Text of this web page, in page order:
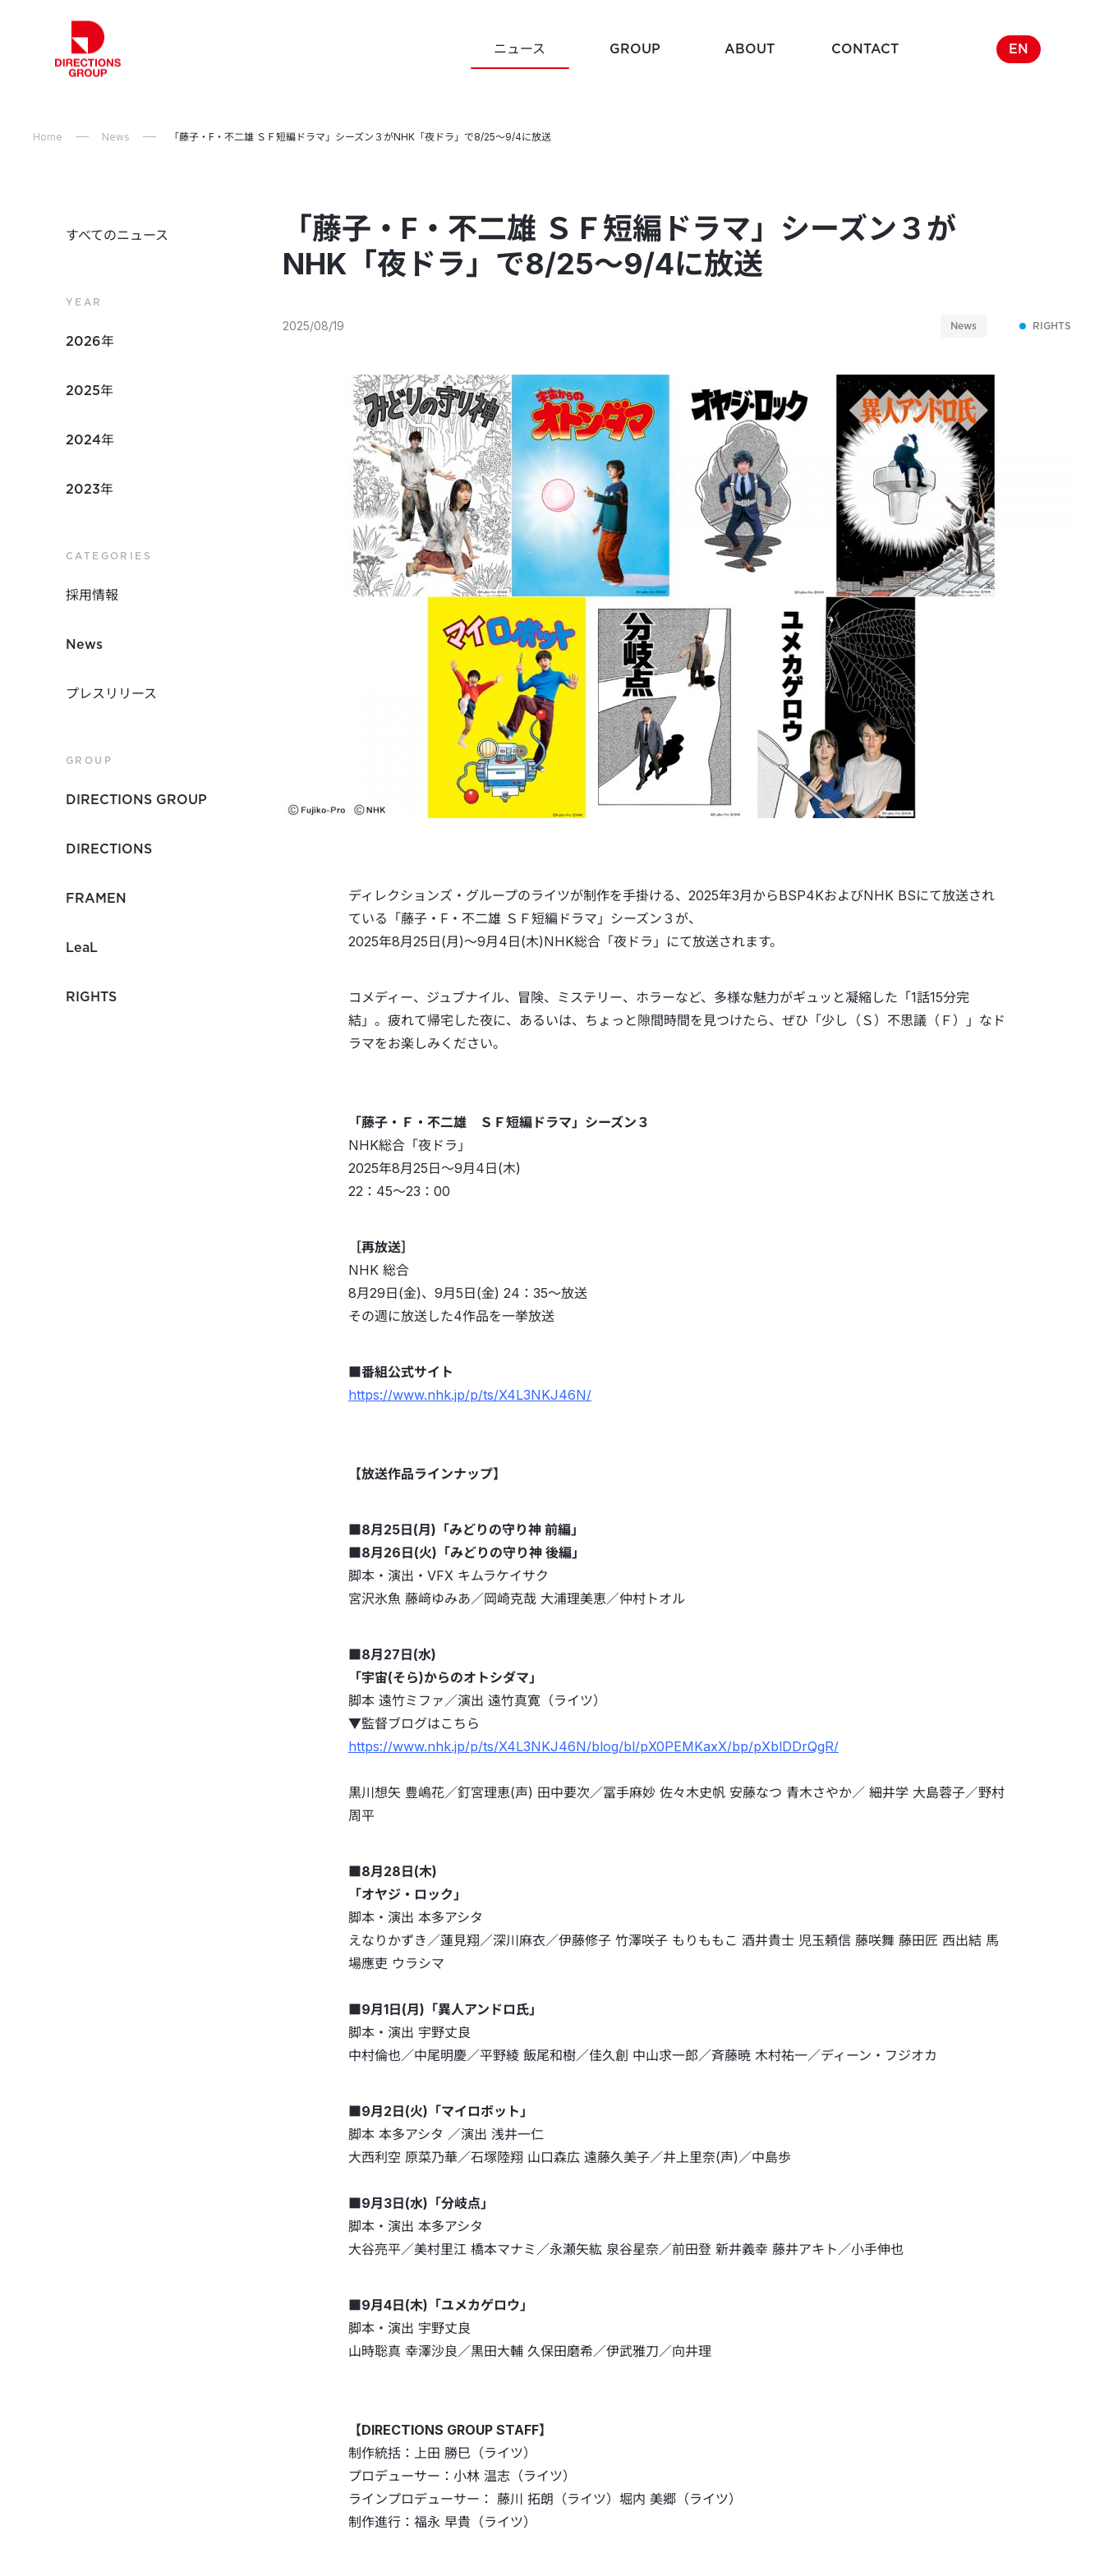
ニュース GROUP ABOUT CONTACT EN
Home News 「藤子・F・不二雄 ＳＦ短編ドラマ」シーズン３がNHK「夜ドラ」で8/25〜9/4に放送
「藤子・F・不二雄 ＳＦ短編ドラマ」シーズン３が
NHK「夜ドラ」で8/25〜9/4に放送
2025/08/19 News RIGHTS
ディレクションズ・グループのライツが制作を手掛ける、2025年3月からBSP4KおよびNHK BSにて放送され
ている「藤子・F・不二雄 ＳＦ短編ドラマ」シーズン３が、
2025年8月25日(月)〜9月4日(木)NHK総合「夜ドラ」にて放送されます。
コメディー、ジュブナイル、冒険、ミステリー、ホラーなど、多様な魅力がギュッと凝縮した「1話15分完
結」。疲れて帰宅した夜に、あるいは、ちょっと隙間時間を見つけたら、ぜひ「少し（Ｓ）不思議（Ｆ）」なド
ラマをお楽しみください。
「藤子・Ｆ・不二雄 ＳＦ短編ドラマ」シーズン３
NHK総合「夜ドラ」
2025年8月25日〜9月4日(木)
22：45～23：00
［再放送］
NHK 総合
8月29日(金)、9月5日(金) 24：35〜放送
その週に放送した4作品を一挙放送
■番組公式サイト
https://www.nhk.jp/p/ts/X4L3NKJ46N/
【放送作品ラインナップ】
■8月25日(月)「みどりの守り神 前編」
■8月26日(火)「みどりの守り神 後編」
脚本・演出・VFX キムラケイサク
宮沢氷魚 藤﨑ゆみあ／岡崎克哉 大浦理美恵／仲村トオル
■8月27日(水)
「宇宙(そら)からのオトシダマ」
脚本 遠竹ミファ／演出 遠竹真寛（ライツ）
▼監督ブログはこちら
https://www.nhk.jp/p/ts/X4L3NKJ46N/blog/bl/pX0PEMKaxX/bp/pXblDDrQgR/
黒川想矢 豊嶋花／釘宮理恵(声) 田中要次／冨手麻妙 佐々木史帆 安藤なつ 青木さやか／ 細井学 大島蓉子／野村
周平
■8月28日(木)
「オヤジ・ロック」
脚本・演出 本多アシタ
えなりかずき／蓮見翔／深川麻衣／伊藤修子 竹澤咲子 もりももこ 酒井貴士 児玉頼信 藤咲舞 藤田匠 西出結 馬
場應吏 ウラシマ
■9月1日(月)「異人アンドロ氏」
脚本・演出 宇野丈良
中村倫也／中尾明慶／平野綾 飯尾和樹／佳久創 中山求一郎／斉藤暁 木村祐一／ディーン・フジオカ
■9月2日(火)「マイロボット」
脚本 本多アシタ ／演出 浅井一仁
大西利空 原菜乃華／石塚陸翔 山口森広 遠藤久美子／井上里奈(声)／中島歩
■9月3日(水)「分岐点」
脚本・演出 本多アシタ
大谷亮平／美村里江 橋本マナミ／永瀬矢紘 泉谷星奈／前田登 新井義幸 藤井アキト／小手伸也
■9月4日(木)「ユメカゲロウ」
脚本・演出 宇野丈良
山時聡真 幸澤沙良／黒田大輔 久保田磨希／伊武雅刀／向井理
【DIRECTIONS GROUP STAFF】
制作統括：上田 勝巳（ライツ）
プロデューサー：小林 温志（ライツ）
ラインプロデューサー： 藤川 拓朗（ライツ）堀内 美郷（ライツ）
制作進行：福永 早貴（ライツ）
すべてのニュース
YEAR
2026年
2025年
2024年
2023年
CATEGORIES
採用情報
News
プレスリリース
GROUP
DIRECTIONS GROUP
DIRECTIONS
FRAMEN
LeaL
RIGHTS